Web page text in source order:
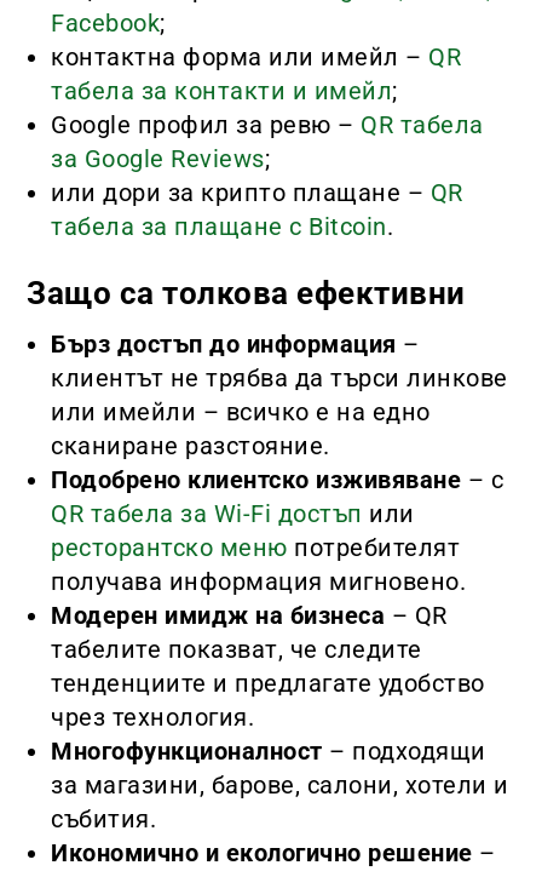
Facebook;
контактна форма или имейл – QR
табела за контакти и имейл;
Google профил за ревю – QR табела
за Google Reviews;
или дори за крипто плащане – QR
табела за плащане с Bitcoin.
Защо са толкова ефективни
Бърз достъп до информация –
клиентът не трябва да търси линкове
или имейли – всичко е на едно
сканиране разстояние.
Подобрено клиентско изживяване – с
QR табела за Wi-Fi достъп или
ресторантско меню потребителят
получава информация мигновено.
Модерен имидж на бизнеса – QR
табелите показват, че следите
тенденциите и предлагате удобство
чрез технология.
Многофункционалност – подходящи
за магазини, барове, салони, хотели и
събития.
Икономично и екологично решение –